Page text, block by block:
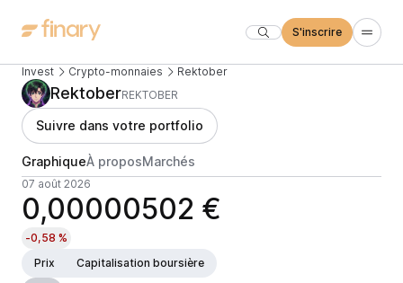
S'inscrire
Invest Crypto-monnaies Rektober
RektoberREKTOBER
Suivre dans votre portfolio
GraphiqueÀ proposMarchés
07 août 2026
0,00000502 €
-0,58 %
Prix
Capitalisation boursière